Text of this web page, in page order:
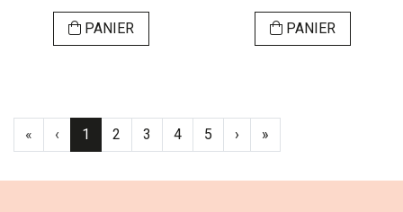
PANIER PANIER
« ‹ 1 2 3 4 5 › »